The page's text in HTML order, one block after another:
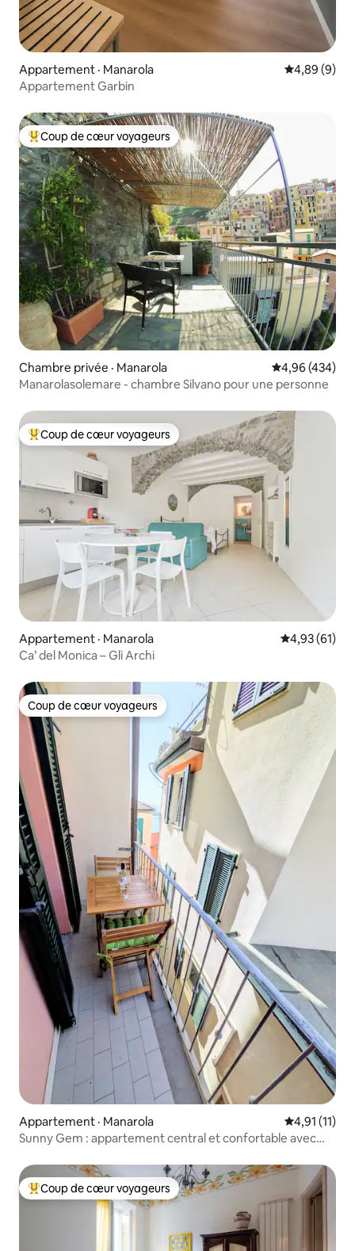
Appartement · Manarola Note
4,89 (9)
Appartement Garbin
Coup de cœur voyageurs parmi les plus aimés
Coup de cœur voyageurs
Chambre privée · Manarola Note
4,96 (434)
Manarolasolemare - chambre Silvano pour une personne
Coup de cœur voyageurs parmi les plus aimés
Coup de cœur voyageurs
Appartement · Manarola Note
4,93 (61)
Ca’ del Monica – Gli Archi
Coup de cœur voyageurs
Coup de cœur voyageurs
Appartement · Manarola Note
4,91 (11)
Sunny Gem : appartement central et confortable avec
Coup de cœur voyageurs parmi les plus aimés
Coup de cœur voyageurs